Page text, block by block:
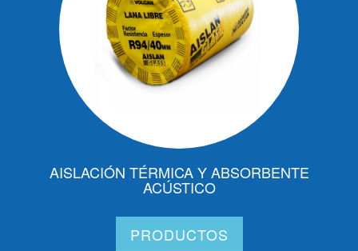
AISLACIÓN TÉRMICA Y ABSORBENTE
ACÚSTICO
PRODUCTOS